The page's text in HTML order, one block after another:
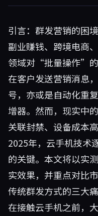
引言：群发营销的困
副业赚钱、跨境电商
领域对“批量操作”
在客户发送营销消息
号，亦或是自动化重
增器。然而，现实中
关联封禁、设备成本
2025年，云手机技术
的关键。本文将以实
实效果，并重点对比
传统群发方式的三大
在接触云手机之前，